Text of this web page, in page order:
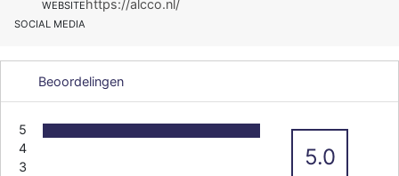
WEBSITE https://alcco.nl/
SOCIAL MEDIA
Beoordelingen
5
4
3
5.0